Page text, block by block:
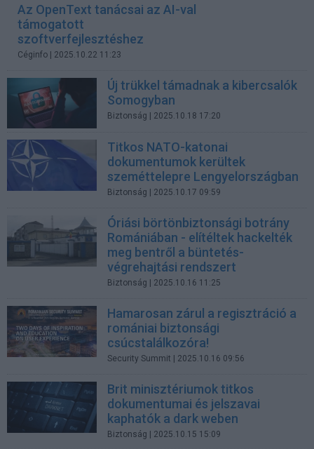
Az OpenText tanácsai az AI-val
támogatott
szoftverfejlesztéshez
Céginfo | 2025.10.22 11:23
Új trükkel támadnak a kibercsalók
Somogyban
Biztonság | 2025.10.18 17:20
Titkos NATO-katonai
dokumentumok kerültek
szeméttelepre Lengyelországban
Biztonság | 2025.10.17 09:59
Óriási börtönbiztonsági botrány
Romániában - elítéltek hackelték
meg bentről a büntetés-
végrehajtási rendszert
Biztonság | 2025.10.16 11:25
Hamarosan zárul a regisztráció a
romániai biztonsági
csúcstalálkozóra!
Security Summit | 2025.10.16 09:56
Brit minisztériumok titkos
dokumentumai és jelszavai
kaphatók a dark weben
Biztonság | 2025.10.15 15:09